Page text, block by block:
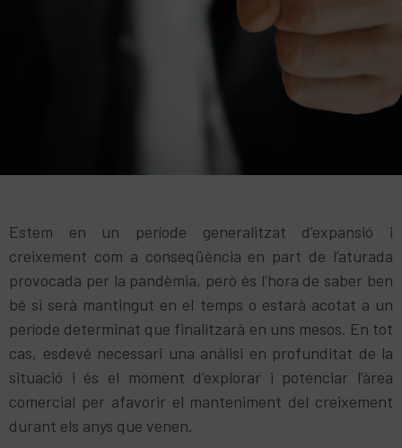
Estem en un període generalitzat d’expansió i
creixement com a conseqüència en part de l’aturada
provocada per la pandèmia, però és l’hora de saber ben
bé si serà mantingut en el temps o estarà acotat a un
període determinat que finalitzarà en uns mesos. En tot
cas, esdevé necessari una anàlisi en profunditat de la
situació i és el moment d’explorar i potenciar l’àrea
comercial per afavorir el manteniment del creixement
durant els anys que venen.